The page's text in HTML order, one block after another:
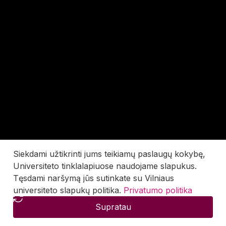
Siekdami užtikrinti jums teikiamų paslaugų kokybę,
Universiteto tinklalapiuose naudojame slapukus.
Tęsdami naršymą jūs sutinkate su Vilniaus
universiteto slapukų politika. Privatumo politika
Supratau